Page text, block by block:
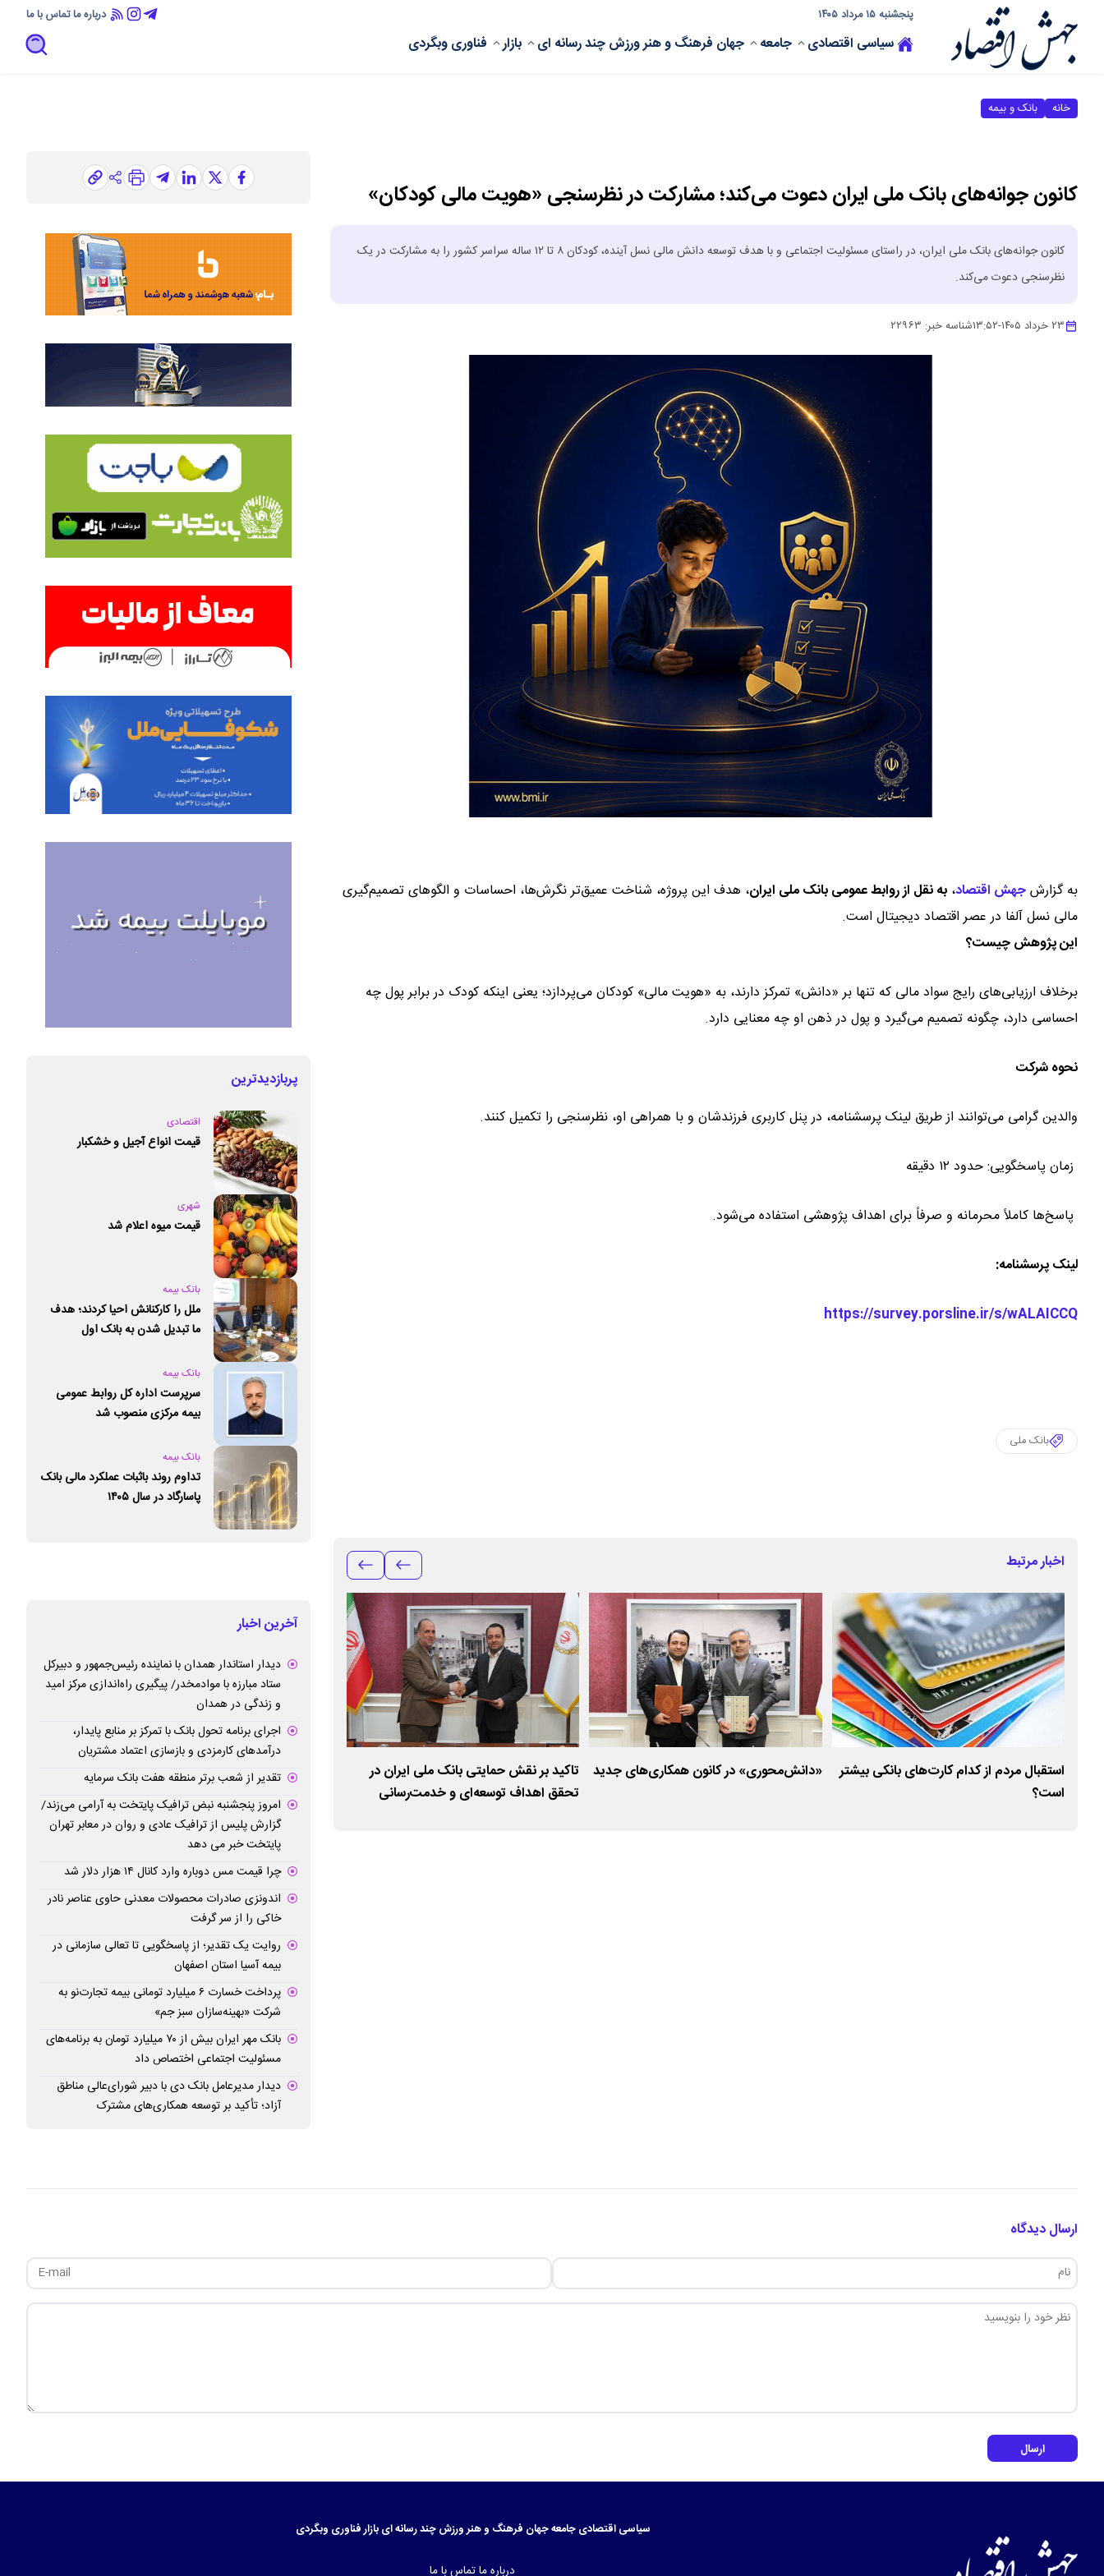
پنجشنبه ۱۵ مرداد ۱۴۰۵ درباره ماتماس با ما
سیاسی اقتصادی جامعه جهان فرهنگ و هنرورزشچند رسانه ای بازار فناوریوبگردی
خانه بانک و بیمه
کانون جوانه‌های بانک ملی ایران دعوت می‌کند؛ مشارکت در نظرسنجی «هویت مالی کودکان»
کانون جوانه‌های بانک ملی ایران، در راستای مسئولیت اجتماعی و با هدف توسعه دانش مالی نسل آینده، کودکان ۸ تا ۱۲ ساله سراسر کشور را به مشارکت در یک
نظرسنجی دعوت می‌کند.
۲۳ خرداد ۱۴۰۵ -۱۳:۵۲شناسه خبر: ۲۲۹۶۳
به گزارشجهش اقتصاد، به نقل از روابط عمومی بانک ملی ایران، هدف این پروژه، شناخت عمیق‌تر نگرش‌ها، احساسات و الگوهای تصمیم‌گیری
مالی نسل آلفا در عصر اقتصاد دیجیتال است.
این پژوهش چیست؟
برخلاف ارزیابی‌های رایج سواد مالی که تنها بر «دانش» تمرکز دارند، به «هویت مالی» کودکان می‌پردازد؛ یعنی اینکه کودک در برابر پول چه
احساسی دارد، چگونه تصمیم می‌گیرد و پول در ذهن او چه معنایی دارد.
نحوه شرکت
والدین گرامی می‌توانند از طریق لینک پرسشنامه، در پنل کاربری فرزندشان و با همراهی او، نظرسنجی را تکمیل کنند.
زمان پاسخگویی: حدود ۱۲ دقیقه
پاسخ‌ها کاملاً محرمانه و صرفاً برای اهداف پژوهشی استفاده می‌شود.
لینک پرسشنامه:
https://survey.porsline.ir/s/wALAICCQ
بانک ملی
اخبار مرتبط
استقبال مردم از کدام کارت‌های بانکی بیشتر
است؟
«دانش‌محوری» در کانون همکاری‌های جدید
تاکید بر نقش حمایتی بانک ملی ایران در
تحقق اهداف توسعه‌ای و خدمت‌رسانی
سیفی: نوسازی مستمر زیرساخت‌ها، شرط بقا
فناوری اطلاعات و شبکه ارتباطات بانک ملی
پربازدیدترین
اقتصادی
قیمت انواع آجیل و خشکبار
شهری
قیمت میوه اعلام شد
بانک بیمه
ملل را کارکنانش احیا کردند؛ هدف
ما تبدیل شدن به بانک اول
بانک بیمه
سرپرست اداره کل روابط عمومی
بیمه مرکزی منصوب شد
بانک بیمه
تداوم روند باثبات عملکرد مالی بانک
پاسارگاد در سال ۱۴۰۵
آخرین اخبار
دیدار استاندار همدان با نماینده رئیس‌جمهور و دبیرکل
ستاد مبارزه با موادمخدر/ پیگیری راه‌اندازی مرکز امید
و زندگی در همدان
اجرای برنامه تحول بانک با تمرکز بر منابع پایدار،
درآمدهای کارمزدی و بازسازی اعتماد مشتریان
تقدیر از شعب برتر منطقه هفت بانک سرمایه
امروز پنجشنبه نبض ترافیک پایتخت به آرامی می‌زند/
گزارش پلیس از ترافیک عادی و روان در معابر تهران
پایتخت خبر می دهد
چرا قیمت مس دوباره وارد کانال ۱۴ هزار دلار شد
اندونزی صادرات محصولات معدنی حاوی عناصر نادر
خاکی را از سر گرفت
روایت یک تقدیر؛ از پاسخگویی تا تعالی سازمانی در
بیمه آسیا استان اصفهان
پرداخت خسارت ۶ میلیارد تومانی بیمه تجارت‌نو به
شرکت «بهینه‌سازان سبز جم»
بانک مهر ایران بیش از ۷۰ میلیارد تومان به برنامه‌های
مسئولیت اجتماعی اختصاص داد
دیدار مدیرعامل بانک دی با دبیر شورای‌عالی مناطق
آزاد؛ تأکید بر توسعه همکاری‌های مشترک
ارسال دیدگاه
ارسال
سیاسیاقتصادیجامعهجهان فرهنگ و هنرورزشچند رسانه ایبازارفناوری وبگردی
درباره ماتماس با ما